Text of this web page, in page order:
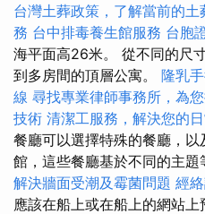
台灣土葬政策，了解當前的
務 台中排毒養生館服務 台胞
海平面高26米。 從不同的尺
到多房間的頂層公寓。 隆乳
線 尋找專業律師事務所，為
技術 清潔工服務，解決您的
餐廳可以選擇特殊的餐廳，
館，這些餐廳基於不同的主題
解決牆面受潮及霉菌問題 經
應該在船上或在船上的網站上